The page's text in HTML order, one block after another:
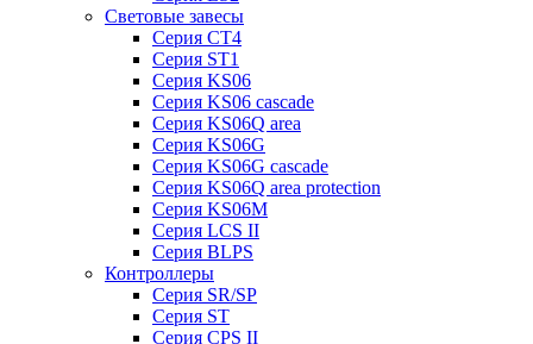
Световые завесы
Серия CT4
Серия ST1
Серия KS06
Серия KS06 cascade
Серия KS06Q area
Серия KS06G
Серия KS06G cascade
Серия KS06Q area protection
Серия KS06M
Серия LCS II
Серия BLPS
Контроллеры
Серия SR/SP
Серия ST
Серия CPS II